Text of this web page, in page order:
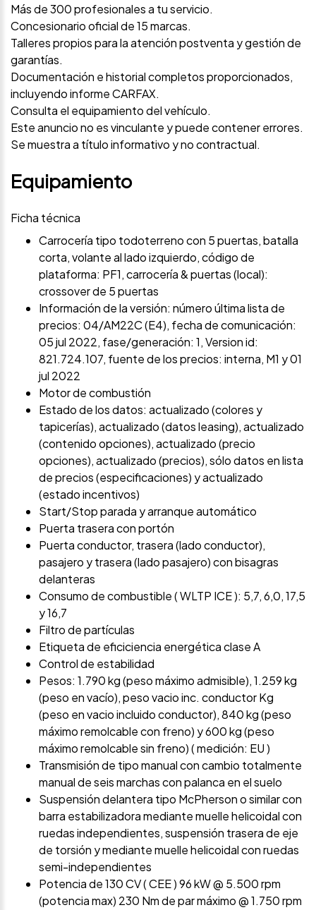
Más de 300 profesionales a tu servicio.
Concesionario oficial de 15 marcas.
Talleres propios para la atención postventa y gestión de
garantías.
Documentación e historial completos proporcionados,
incluyendo informe CARFAX.
Consulta el equipamiento del vehículo.
Este anuncio no es vinculante y puede contener errores.
Se muestra a título informativo y no contractual.
Equipamiento
Ficha técnica
Carrocería tipo todoterreno con 5 puertas, batalla
corta, volante al lado izquierdo, código de
plataforma: PF1, carrocería & puertas (local):
crossover de 5 puertas
Información de la versión: número última lista de
precios: 04/AM22C (E4), fecha de comunicación:
05 jul 2022, fase/generación: 1, Version id:
821.724.107, fuente de los precios: interna, M1 y 01
jul 2022
Motor de combustión
Estado de los datos: actualizado (colores y
tapicerías), actualizado (datos leasing), actualizado
(contenido opciones), actualizado (precio
opciones), actualizado (precios), sólo datos en lista
de precios (especificaciones) y actualizado
(estado incentivos)
Start/Stop parada y arranque automático
Puerta trasera con portón
Puerta conductor, trasera (lado conductor),
pasajero y trasera (lado pasajero) con bisagras
delanteras
Consumo de combustible ( WLTP ICE ): 5,7, 6,0, 17,5
y 16,7
Filtro de partículas
Etiqueta de eficiciencia energética clase A
Control de estabilidad
Pesos: 1.790 kg (peso máximo admisible), 1.259 kg
(peso en vacío), peso vacio inc. conductor Kg
(peso en vacio incluido conductor), 840 kg (peso
máximo remolcable con freno) y 600 kg (peso
máximo remolcable sin freno) ( medición: EU )
Transmisión de tipo manual con cambio totalmente
manual de seis marchas con palanca en el suelo
Suspensión delantera tipo McPherson o similar con
barra estabilizadora mediante muelle helicoidal con
ruedas independientes, suspensión trasera de eje
de torsión y mediante muelle helicoidal con ruedas
semi-independientes
Potencia de 130 CV ( CEE ) 96 kW @ 5.500 rpm
(potencia max) 230 Nm de par máximo @ 1.750 rpm